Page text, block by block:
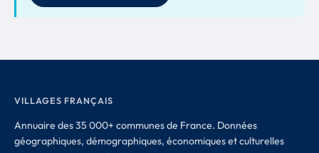
VILLAGES FRANÇAIS
Annuaire des 35 000+ communes de France. Données
géographiques, démographiques, économiques et culturelles